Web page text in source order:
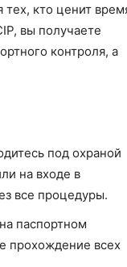
тех, кто ценит
вы получаете
контроля, а
под охраной
на входе в
все процедуры.
паспортном
прохождение всех